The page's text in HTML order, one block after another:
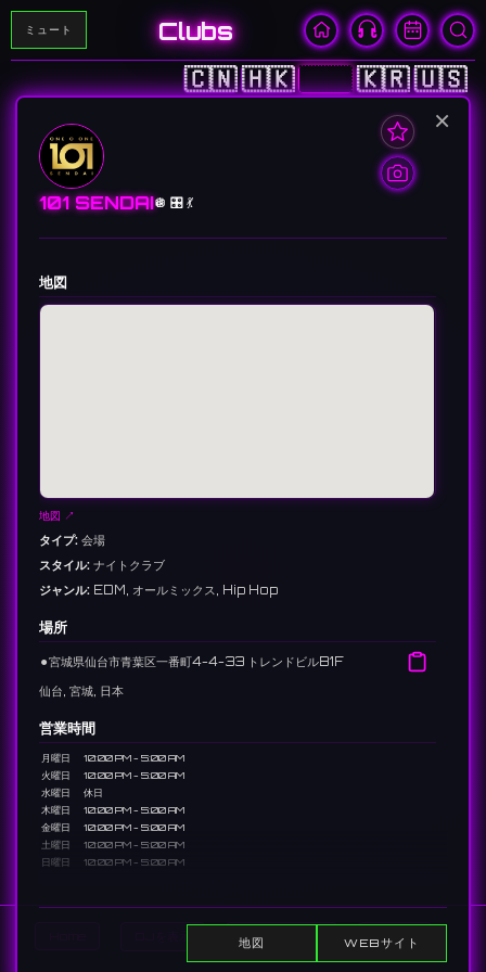
ミュート Clubs
🇨🇳🇭🇰🇯🇵🇰🇷🇺🇸
イベントを表示 Search
×
101 SENDAI🪩 🎛️ 💃
地図
地図 ↗
タイプ: 会場
スタイル: ナイトクラブ
ジャンル: EDM, オールミックス, Hip Hop
場所
⚫︎宮城県仙台市青葉区一番町4-4-33 トレンドビルB1F
仙台, 宮城, 日本
営業時間
月曜日
10:00 PM - 5:00 AM
火曜日
10:00 PM - 5:00 AM
水曜日
休日
木曜日
10:00 PM - 5:00 AM
金曜日
10:00 PM - 5:00 AM
土曜日
10:00 PM - 5:00 AM
日曜日
10:00 PM - 5:00 AM
仙台市にあるクラブ「101 SENDAI」。最新の音楽とエンターテイメン
地図 WEBサイト